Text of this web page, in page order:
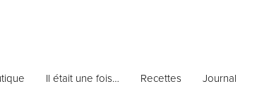
Il était une fois… Recettes Journal